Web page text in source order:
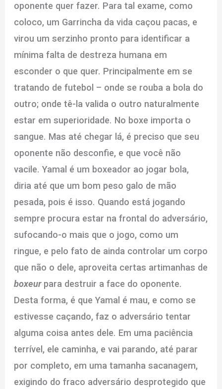
oponente quer fazer. Para tal exame, como
coloco, um Garrincha da vida caçou pacas, e
virou um serzinho pronto para identificar a
mínima falta de destreza humana em
esconder o que quer. Principalmente em se
tratando de futebol – onde se rouba a bola do
outro; onde tê-la valida o outro naturalmente
estar em superioridade. No boxe importa o
sangue. Mas até chegar lá, é preciso que seu
oponente não desconfie, e que você não
vacile. Yamal é um boxeador ao jogar bola,
diria até que um bom peso galo de mão
pesada, pois é isso. Quando está jogando
sempre procura estar na frontal do adversário,
sufocando-o mais que o jogo, como um
ringue, e pelo fato de ainda controlar um corpo
que não o dele, aproveita certas artimanhas de
boxeurpara destruir a face do oponente.
Desta forma, é que Yamal é mau, e como se
estivesse caçando, faz o adversário tentar
alguma coisa antes dele. Em uma paciência
terrível, ele caminha, e vai parando, até parar
por completo, em uma tamanha sacanagem,
exigindo do fraco adversário desprotegido que